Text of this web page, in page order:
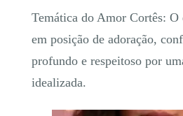
Temática do Amor Cortês:
em posição de adoração,
profundo e respeitoso por
idealizada.